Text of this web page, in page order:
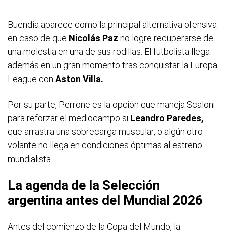
Buendía aparece como la principal alternativa ofensiva
en caso de que Nicolás Paz no logre recuperarse de
una molestia en una de sus rodillas. El futbolista llega
además en un gran momento tras conquistar la Europa
League con Aston Villa.
Por su parte, Perrone es la opción que maneja Scaloni
para reforzar el mediocampo si Leandro Paredes,
que arrastra una sobrecarga muscular, o algún otro
volante no llega en condiciones óptimas al estreno
mundialista.
La agenda de la Selección
argentina antes del Mundial 2026
Antes del comienzo de la Copa del Mundo, la